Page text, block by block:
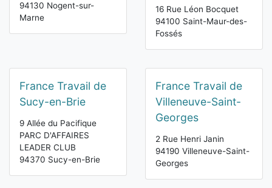
94130 Nogent-sur-
Marne
16 Rue Léon Bocquet
94100 Saint-Maur-des-
Fossés
France Travail de
Sucy-en-Brie
9 Allée du Pacifique
PARC D'AFFAIRES
LEADER CLUB
94370 Sucy-en-Brie
France Travail de
Villeneuve-Saint-
Georges
2 Rue Henri Janin
94190 Villeneuve-Saint-
Georges